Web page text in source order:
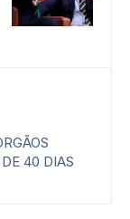
40 DIAS